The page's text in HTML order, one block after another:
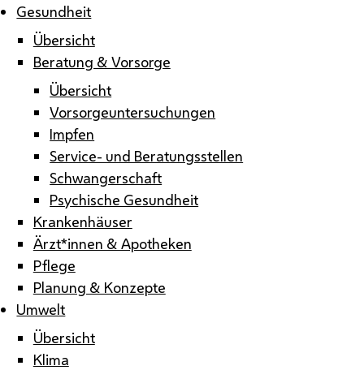
Gesundheit
Übersicht
Beratung & Vorsorge
Übersicht
Vorsorgeuntersuchungen
Impfen
Service- und Beratungsstellen
Schwangerschaft
Psychische Gesundheit
Krankenhäuser
Ärzt*innen & Apotheken
Pflege
Planung & Konzepte
Umwelt
Übersicht
Klima